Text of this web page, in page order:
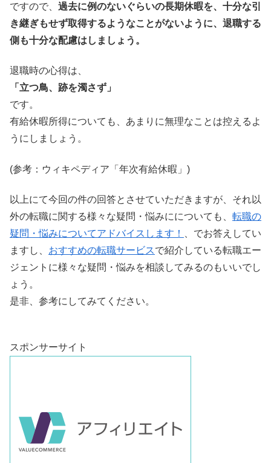
ですので、 過去に例のないぐらいの長期休暇を、十分な引
き継ぎもせず取得するようなことがないように、退職する
側も十分な配慮はしましょう。
退職時の心得は、
「立つ鳥、跡を濁さず」
です。
有給休暇所得についても、あまりに無理なことは控えるよ
うにしましょう。
(参考：ウィキペディア「年次有給休暇」)
以上にて今回の件の回答とさせていただきますが、それ以
外の転職に関する様々な疑問・悩みにについても、 転職の
疑問・悩みについてアドバイスします！
、でお答えしてい
ますし、 おすすめの転職サービスで紹介している転職エー
ジェントに様々な疑問・悩みを相談してみるのもいいでし
ょう。
是非、参考にしてみてください。
スポンサーサイト